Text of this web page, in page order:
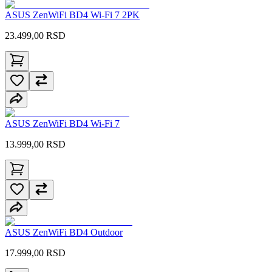
ASUS ZenWiFi BD4 Wi-Fi 7 2PK
23.499,00 RSD
ASUS ZenWiFi BD4 Wi-Fi 7
13.999,00 RSD
ASUS ZenWiFi BD4 Outdoor
17.999,00 RSD